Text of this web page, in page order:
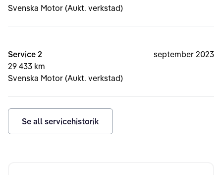
Svenska Motor (Aukt. verkstad)
Service 2
29 433 km
Svenska Motor (Aukt. verkstad)
september 2023
Se all servicehistorik